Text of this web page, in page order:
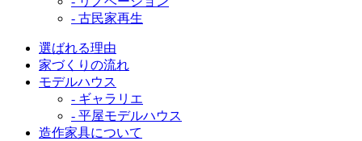
- 古民家再生
選ばれる理由
家づくりの流れ
モデルハウス
- ギャラリエ
- 平屋モデルハウス
造作家具について